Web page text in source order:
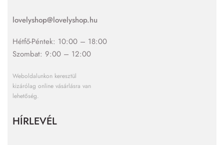
lovelyshop@lovelyshop.hu
Hétfő-Péntek: 10:00 – 18:00
Szombat: 9:00 – 12:00
Weboldalunkon keresztül
kizárólag online vásárlásra van
lehetőség.
HÍRLEVÉL